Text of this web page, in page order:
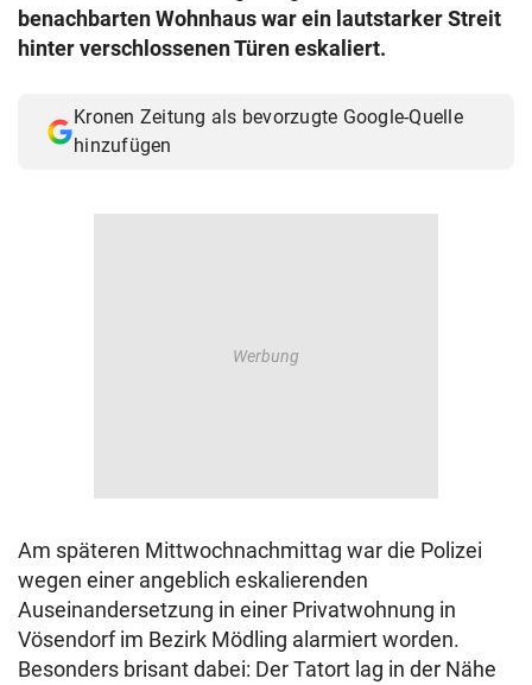
benachbarten Wohnhaus war ein lautstarker Streit
hinter verschlossenen Türen eskaliert.
Kronen Zeitung als bevorzugte Google-Quelle
hinzufügen
Am späteren Mittwochnachmittag war die Polizei
wegen einer angeblich eskalierenden
Auseinandersetzung in einer Privatwohnung in
Vösendorf im Bezirk Mödling alarmiert worden.
Besonders brisant dabei: Der Tatort lag in der Nähe